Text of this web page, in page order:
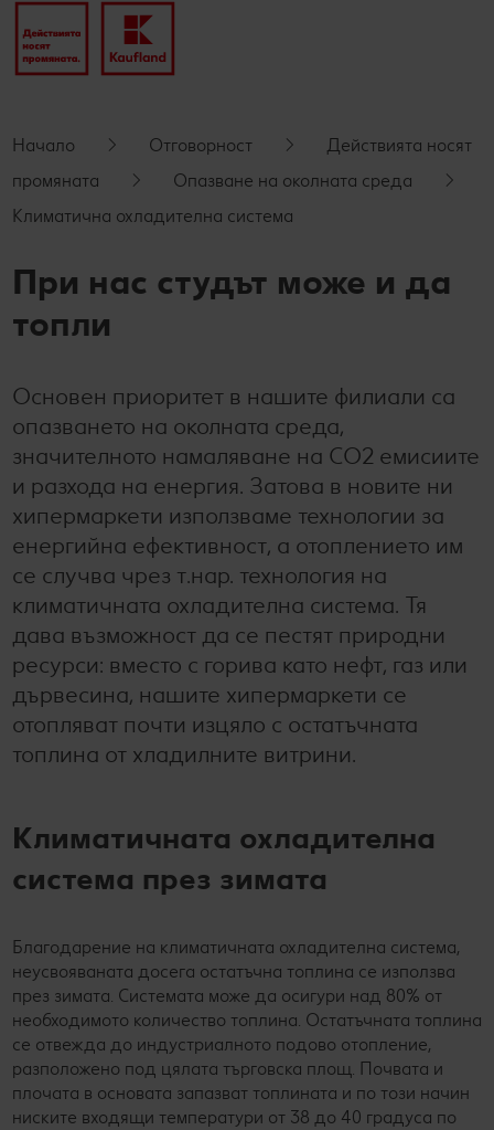
производители
Станете наш партньор
Начало Отговорност
Действията носят
промяната
Опазване на околната среда
Kлиматична охладителна система
При нас студът може и да
топли
Основен приоритет в нашите филиали са
опазването на околната среда,
значителното намаляване на CO2 емисиите
и разхода на енергия. Затова в новите ни
хипермаркети използваме технологии за
енергийна ефективност, а отоплението им
се случва чрез т.нар. технология на
климатичната охладителна система. Тя
дава възможност да се пестят природни
ресурси: вместо с горива като нефт, газ или
дървесина, нашите хипермаркети се
отопляват почти изцяло с остатъчната
топлина от хладилните витрини.
Климатичната охладителна
система през зимата
Благодарение на климатичната охладителна система,
неусвояваната досега остатъчна топлина се използва
през зимата. Системата може да осигури над 80% от
необходимото количество топлина. Остатъчната топлина
се отвежда до индустриалното подово отопление,
разположено под цялата търговска площ. Почвата и
плочата в основата запазват топлината и по този начин
ниските входящи температури от 38 до 40 градуса по